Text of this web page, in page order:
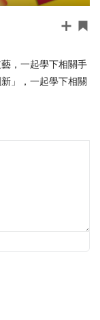
，一起學下相關手
」，一起學下相關